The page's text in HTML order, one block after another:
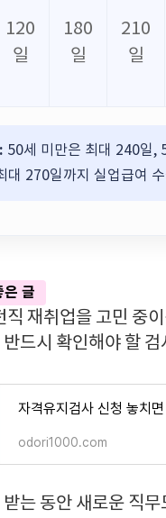
120
일
180
일
210
일
50세 미만은 최대 240일,
대 270일까지 실업급여
은 글
직 재취업을 고민 중
드시 확인해야 할
자격유지검사 신청 놓치
odori1000.com
는 동안 새로운 직